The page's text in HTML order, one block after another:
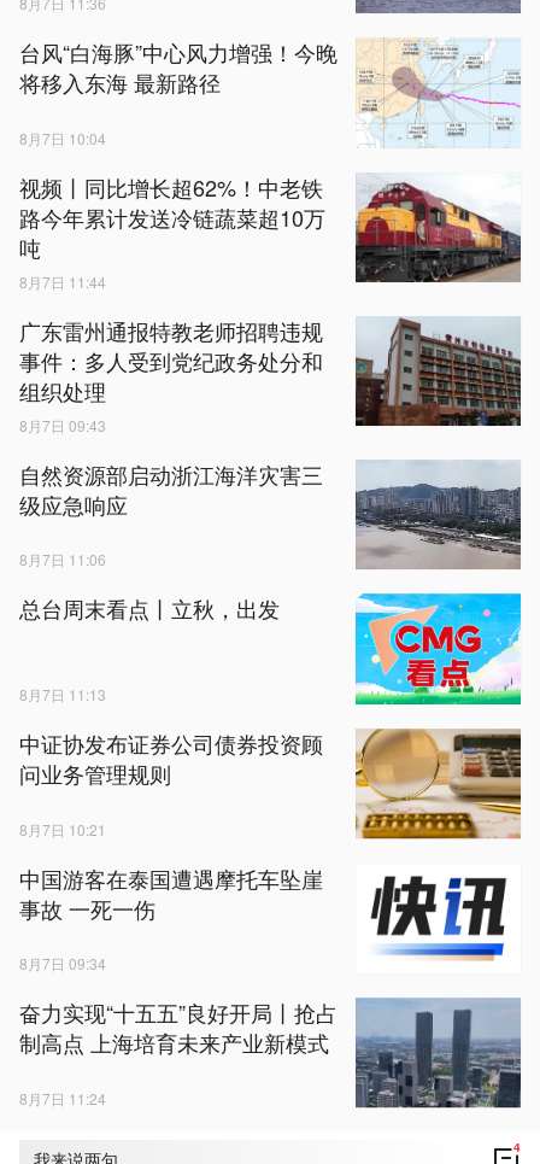
我来说两句 4
台风“白海豚”中心风力增强！今晚
将移入东海 最新路径
8月7日 10:04
视频丨同比增长超62%！中老铁
路今年累计发送冷链蔬菜超10万
吨
8月7日 11:44
广东雷州通报特教老师招聘违规
事件：多人受到党纪政务处分和
组织处理
8月7日 09:43
自然资源部启动浙江海洋灾害三
级应急响应
8月7日 11:06
总台周末看点丨立秋，出发
8月7日 11:13
中证协发布证券公司债券投资顾
问业务管理规则
8月7日 10:21
中国游客在泰国遭遇摩托车坠崖
事故 一死一伤
8月7日 09:34
奋力实现“十五五”良好开局丨抢占
制高点 上海培育未来产业新模式
8月7日 11:24